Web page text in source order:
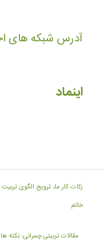
آدرس شبکه های
اینماد
زکات کار ما، ترویج الگوی
خاتم
مقالات تربیتی چمرانی: نکته